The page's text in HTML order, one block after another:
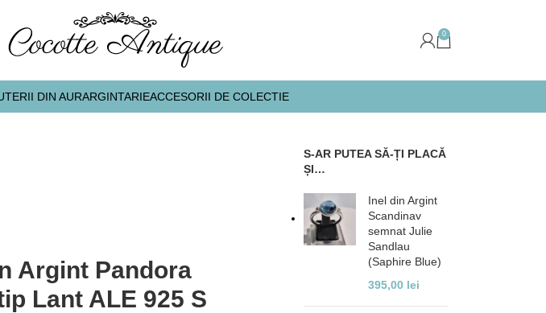
0
DIN AURARGINTARIEACCESORII DE COLECTIE
Argint Pandora
Lant ALE 925 S
S-AR PUTEA SĂ-ȚI PLACĂ
ȘI…
Inel din Argint
Scandinav
semnat Julie
Sandlau
(Saphire Blue)
395,00 lei